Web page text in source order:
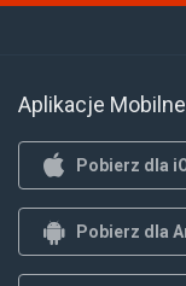
Aplikacje Mobilne
Pobierz dla
Pobierz dla